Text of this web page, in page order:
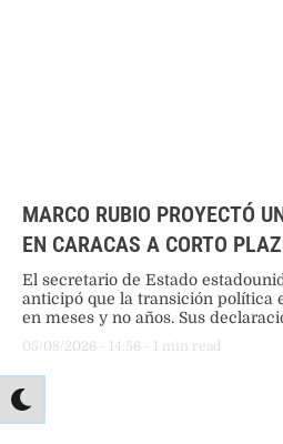
MARCO RUBIO PROYECTÓ
EN CARACAS A CORTO
El secretario de Estado
anticipó que la transición política
en meses y no años. Sus
Rodríguez y la oposición en
05/08/2026 - 14:56 - min read